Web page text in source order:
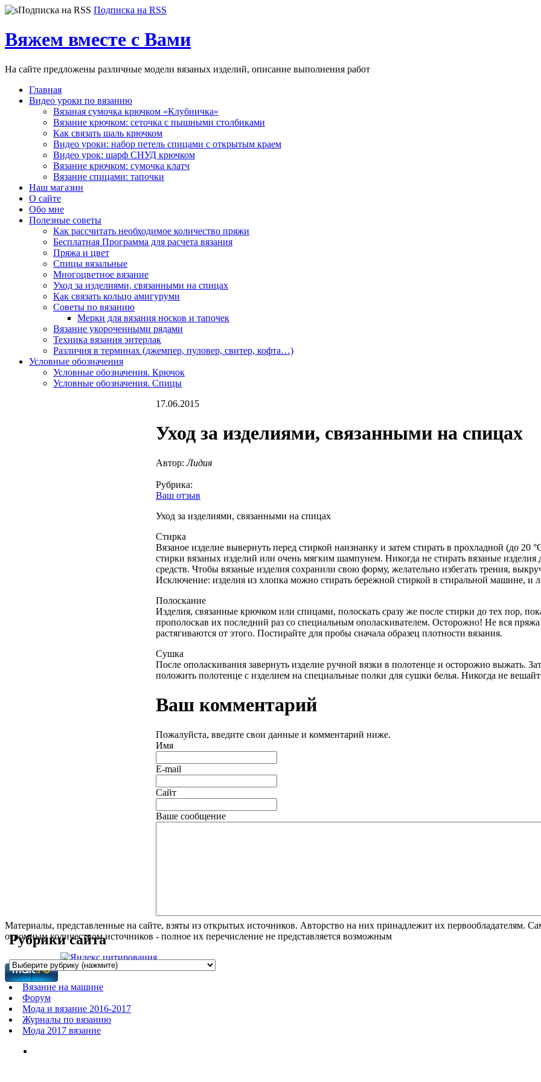
Подписка на RSS
Вяжем вместе с Вами
На сайте предложены различные модели вязаных изделий, описание выполнения работ
Главная
Видео уроки по вязанию
Вязаная сумочка крючком «Клубничка»
Вязание крючком: сеточка с пышными столбиками
Как связать шаль крючком
Видео уроки: набор петель спицами с открытым краем
Видео урок: шарф СНУД крючком
Вязание крючком: сумочка клатч
Вязание спицами: тапочки
Наш магазин
О сайте
Обо мне
Полезные советы
Как рассчитать необходимое количество пряжи
Бесплатная Программа для расчета вязания
Пряжа и цвет
Спицы вязальные
Многоцветное вязание
Уход за изделиями, связанными на спицах
Как связать кольцо амигуруми
Советы по вязанию
Мерки для вязания носков и тапочек
Вязание укороченными рядами
Техника вязания энтерлак
Различия в терминах (джемпер, пуловер, свитер, кофта…)
Условные обозначения
Условные обозначения. Крючок
Условные обозначения. Спицы
17.06.2015
Уход за изделиями, связанными на спицах
Автор:Лидия
Рубрика:
Ваш отзыв
Уход за изделиями, связанными на спицах
Стирка
Вязаное изделие вывернуть перед стиркой наизнанку и затем стирать в прохладной (до
стирки вязаных изделий или очень мягким шампунем. Никогда не стирать вязаные
средств. Чтобы вязаные изделия сохранили свою форму, желательно избегать трения,
Исключение: изделия из хлопка можно стирать бережной стиркой в стиральной машине, и
Полоскание
Изделия, связанные крючком или спицами, полоскать сразу же после стирки до тех пор,
прополоскав их последний раз со специальным ополаскивателем. Осторожно! Не вся
растягиваются от этого. Постирайте для пробы сначала образец плотности вязания.
Сушка
После ополаскивания завернуть изделие ручной вязки в полотенце и осторожно выжать.
положить полотенце с изделием на специальные полки для сушки белья. Никогда не
Ваш комментарий
Пожалуйста, введите свои данные и комментарий ниже.
Имя
E-mail
Сайт
Ваше сообщение
Рубрики сайта
Вязание на машине
Форум
Мода и вязание 2016-2017
Журналы по вязанию
Мода 2017 вязание
Материалы, представленные на сайте, взяты из открытых источников. Авторство на них принадлежит их первообладателям.
огромным количеством источников - полное их перечисление не представляется возможным